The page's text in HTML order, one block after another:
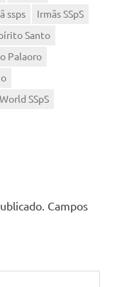
ssps
Irmãs SSpS
Santo
Palaoro
World SSpS
Campos